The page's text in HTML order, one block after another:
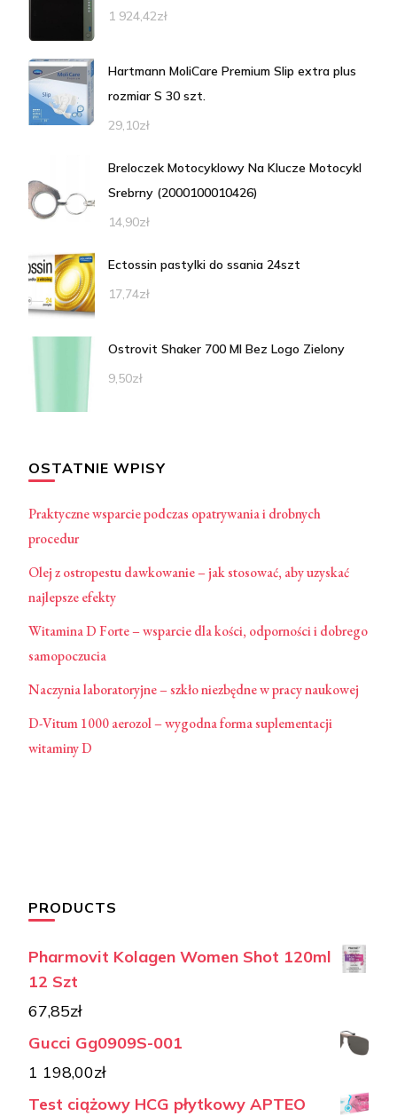
1 924,42zł
Hartmann MoliCare Premium Slip extra plus
rozmiar S 30 szt.
29,10zł
Breloczek Motocyklowy Na Klucze Motocykl
Srebrny (2000100010426)
14,90zł
Ectossin pastylki do ssania 24szt
17,74zł
Ostrovit Shaker 700 Ml Bez Logo Zielony
9,50zł
OSTATNIE WPISY
Praktyczne wsparcie podczas opatrywania i drobnych
procedur
Olej z ostropestu dawkowanie – jak stosować, aby uzyskać
najlepsze efekty
Witamina D Forte – wsparcie dla kości, odporności i dobrego
samopoczucia
Naczynia laboratoryjne – szkło niezbędne w pracy naukowej
D-Vitum 1000 aerozol – wygodna forma suplementacji
witaminy D
PRODUCTS
Pharmovit Kolagen Women Shot 120ml
12 Szt
67,85zł
Gucci Gg0909S-001
1 198,00zł
Test ciążowy HCG płytkowy APTEO